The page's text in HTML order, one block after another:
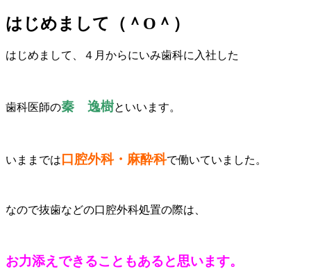
はじめまして（＾O＾）
はじめまして、４月からにいみ歯科に入社した
歯科医師の秦 逸樹といいます。
いままでは口腔外科・麻酔科で働いていました。
なので抜歯などの口腔外科処置の際は、
お力添えできることもあると思います。